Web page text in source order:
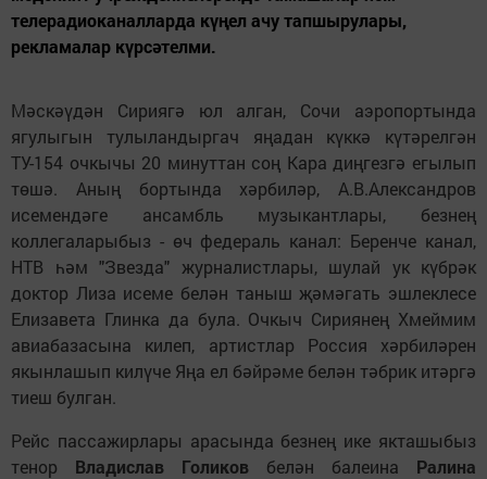
телерадиоканалларда күңел ачу тапшырулары,
рекламалар күрсәтелми.
Мәскәүдән Сириягә юл алган, Сочи аэропортында
ягулыгын тулыландыргач яңадан күккә күтәрелгән
ТУ-154 очкычы 20 минуттан соң Кара диңгезгә егылып
төшә. Аның бортында хәрбиләр, А.В.Александров
исемендәге ансамбль музыкантлары, безнең
коллегаларыбыз - өч федераль канал: Беренче канал,
НТВ һәм "Звезда" журналистлары, шулай ук күбрәк
доктор Лиза исеме белән таныш җәмәгать эшлеклесе
Елизавета Глинка да була. Очкыч Сириянең Хмеймим
авиабазасына килеп, артистлар Россия хәрбиләрен
якынлашып килүче Яңа ел бәйрәме белән тәбрик итәргә
тиеш булган.
Рейс пассажирлары арасында безнең ике якташыбыз
тенор Владислав Голиков белән балеина Ралина